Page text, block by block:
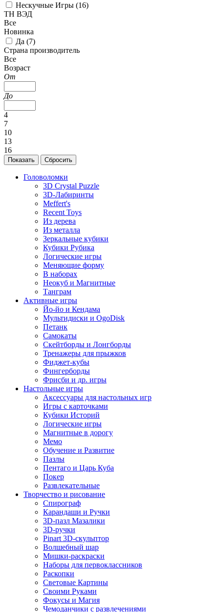
Нескучные Игры (16)
ТН ВЭД
Все
Новинка
Да (7)
Страна производитель
Все
Возраст
От
До
4
7
10
13
16
Головоломки
3D Crystal Puzzle
3D-Лабиринты
Meffert's
Recent Toys
Из дерева
Из металла
Зеркальные кубики
Кубики Рубика
Логические игры
Меняющие форму
В наборах
Неокуб и Магнитные
Танграм
Активные игры
Йо-йо и Кендама
Мультидиски и OgoDisk
Петанк
Самокаты
Скейтборды и Лонгборды
Тренажеры для прыжков
Фиджет-кубы
Фингерборды
Фрисби и др. игры
Настольные игры
Аксессуары для настольных игр
Игры с карточками
Кубики Историй
Логические игры
Магнитные в дорогу
Мемо
Обучение и Развитие
Пазлы
Пентаго и Царь Куба
Покер
Развлекательные
Творчество и рисование
Спирограф
Карандаши и Ручки
3D-пазл Мазалики
3D-ручки
Pinart 3D-скульптор
Волшебный шар
Мишки-раскраски
Наборы для первоклассников
Раскопки
Световые Картины
Своими Руками
Фокусы и Магия
Чемоданчики с развлечениями